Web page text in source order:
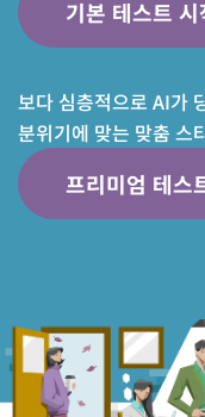
기본 테스트 시
보다 심층적으로 AI가
분위기에 맞는 맞춤 스
프리미엄 테스